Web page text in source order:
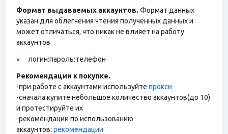
Формат выдаваемых аккаунтов. Формат данных
указан для облегчения чтения полученных данных и
может отличаться, что никак не влияет на работу
аккаунтов
логин:пароль:телефон
Рекомендации к покупке.
-при работе с аккаунтами используйте прокси
-сначала купите небольшое количество аккаунтов(до 10)
и протестируйте их
-рекомендации по использованию
аккаунтов: рекомендации